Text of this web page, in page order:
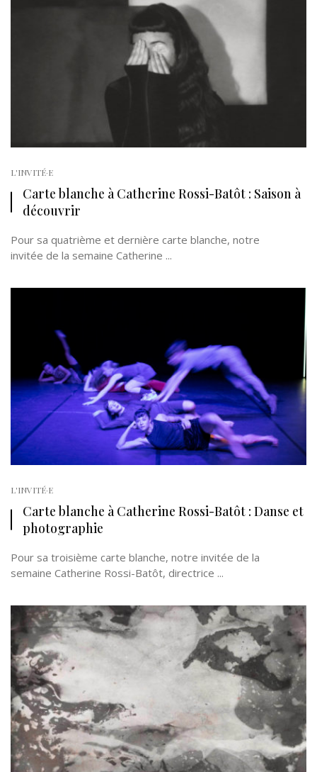
L'INVITÉ·E
Carte blanche à Catherine Rossi-Batôt : Saison à
découvrir
Pour sa quatrième et dernière carte blanche, notre
invitée de la semaine Catherine ...
L'INVITÉ·E
Carte blanche à Catherine Rossi-Batôt : Danse et
photographie
Pour sa troisième carte blanche, notre invitée de la
semaine Catherine Rossi-Batôt, directrice ...